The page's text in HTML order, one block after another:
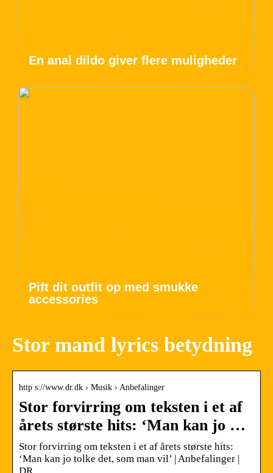
En anal dildo giver flere muligheder
Pift dit outfit op med smukke
accessories
Stor mand lyrics betydning
http s://www.dr.dk › Musik › Anbefalinger
Stor forvirring om teksten i et af
årets største hits: ‘Man kan jo …
Stor forvirring om teksten i et af årets største hits:
‘Man kan jo tolke det, som man vil’ | Anbefalinger |
DR